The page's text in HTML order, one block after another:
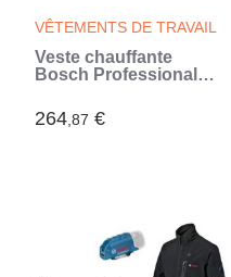
VÊTEMENTS DE TRAVAIL
Veste chauffante
Bosch Professional
3XL avec batterie 12V
- 06188000G2
264,87 €